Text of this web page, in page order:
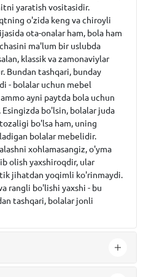
yaratish vositasidir.
o'zida keng va chiroyli
ota-onalar ham, bola ham
ma'lum bir uslubda
klassik va zamonaviylar
Bundan tashqari, bunday
- bolalar uchun mebel
ayni paytda bola uchun
bo'lsin, bolalar juda
bo'lsa ham, uning
bolalar mebelidir.
xohlamasangiz, o'yma
olish yaxshiroqdir, ular
jihatdan yoqimli ko'rinmaydi.
rangli bo'lishi yaxshi - bu
tashqari, bolalar jonli